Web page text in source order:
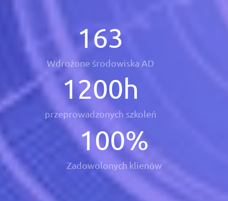
163
Wdrożone środowiska AD
1200h
przeprowadzonych szkoleń
100%
Zadowolonych klienów